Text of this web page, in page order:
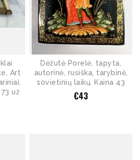
Art
už
Dėžutė Porelė, tapyta,
autorinė, rusiška, tarybinė,
sovietinių laikų. Kaina 43
€43